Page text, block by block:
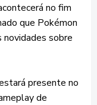
no fim
que Pokémon
sobre
presente no
de